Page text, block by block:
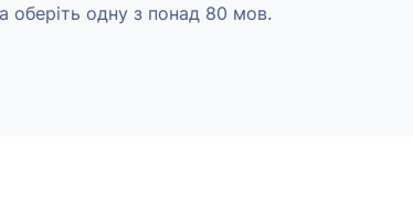
оберіть одну з понад 80 мов.